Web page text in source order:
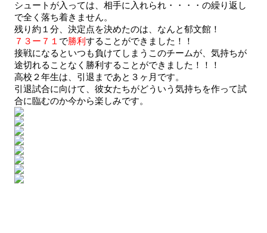
シュートが入っては、相手に入れられ・・・・の繰り返し
で全く落ち着きません。
残り約１分、決定点を決めたのは、なんと郁文館！
７３ー７１ で勝利 することができました！！
接戦になるといつも負けてしまうこのチームが、気持ちが
途切れることなく勝利することができました！！！
高校２年生は、引退まであと３ヶ月です。
引退試合に向けて、彼女たちがどういう気持ちを作って試
合に臨むのか今から楽しみです。